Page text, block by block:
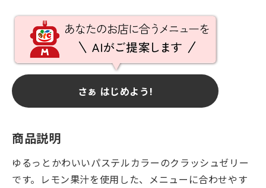
さぁ はじめよう!
商品説明
ゆるっとかわいいパステルカラーのクラッシュゼリー
です。レモン果汁を使用した、メニューに合わせやす